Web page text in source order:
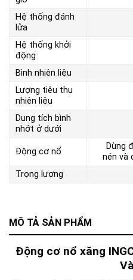
MÔ TẢ SẢN PHẨM
Động cơ nổ xăng
Hệ thống đánh
lửa
Hệ thống khởi
động
Bình nhiên liệu
Lượng tiêu thụ
nhiên liệu
Dung tích bình
nhớt ở dưới
Động cơ nổ
Dùng
nén và
Trọng lượng